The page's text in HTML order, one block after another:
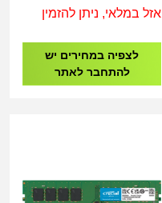
CL22
אזל במלאי, ניתן להזמין
לצפיה במחירים יש
להתחבר לאתר